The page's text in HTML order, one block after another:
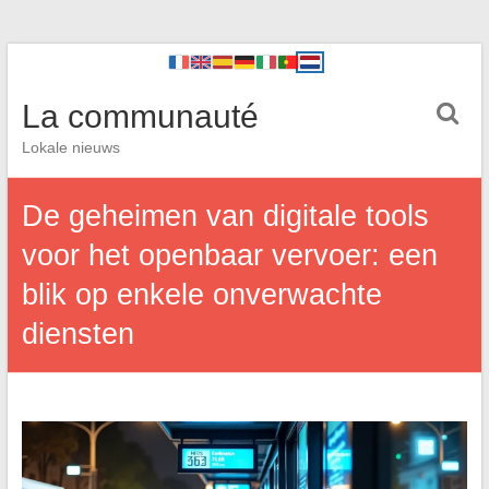
La communauté
Lokale nieuws
De geheimen van digitale tools
voor het openbaar vervoer: een
blik op enkele onverwachte
diensten